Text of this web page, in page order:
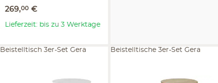
269,00 €
Lieferzeit: bis zu 3 Werktage
Beistelltisch 3er-Set Gera Beistelltische 3er-Set Gera